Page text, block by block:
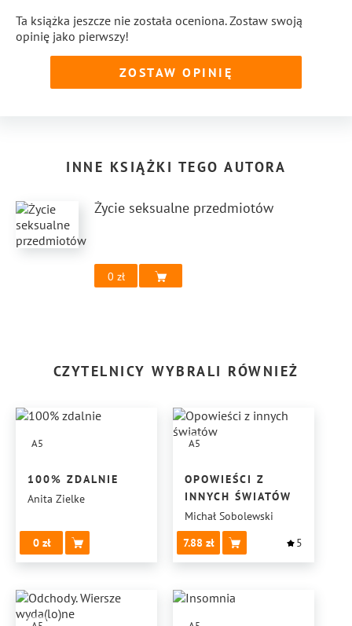
Ta książka jeszcze nie została oceniona. Zostaw swoją
opinię jako pierwszy!
ZOSTAW OPINIĘ
INNE KSIĄŻKI TEGO AUTORA
Życie seksualne przedmiotów
0
CZYTELNICY WYBRALI RÓWNIEŻ
A5
100% ZDALNIE
Anita Zielke
0
A5
OPOWIEŚCI Z
INNYCH ŚWIATÓW
Michał Sobolewski
7.88
5